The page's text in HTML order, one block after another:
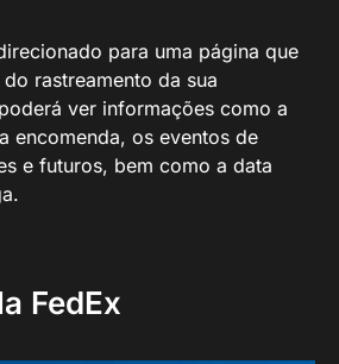
para uma página que
rastreamento da sua
ver informações como a
encomenda, os eventos de
e futuros, bem como a data
FedEx